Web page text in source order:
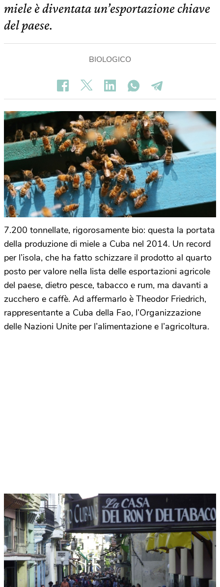
miele è diventata un’esportazione chiave
del paese.
BIOLOGICO
7.200 tonnellate, rigorosamente bio: questa la portata
della produzione di miele a Cuba nel 2014. Un record
per l’isola, che ha fatto schizzare il prodotto al quarto
posto per valore nella lista delle esportazioni agricole
del paese, dietro pesce, tabacco e rum, ma davanti a
zucchero e caffè. Ad affermarlo è Theodor Friedrich,
rappresentante a Cuba della Fao, l’Organizzazione
delle Nazioni Unite per l’alimentazione e l’agricoltura.